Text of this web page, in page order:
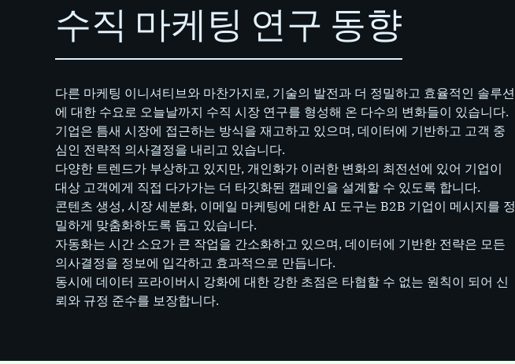
수직 마케팅 연구 동향
다른 마케팅 이니셔티브와 마찬가지로, 기술의 발전과 더 정밀하고 효율적인 솔루션
에 대한 수요로 오늘날까지 수직 시장 연구를 형성해 온 다수의 변화들이 있습니다.
기업은 틈새 시장에 접근하는 방식을 재고하고 있으며, 데이터에 기반하고 고객 중
심인 전략적 의사결정을 내리고 있습니다.
다양한 트렌드가 부상하고 있지만, 개인화가 이러한 변화의 최전선에 있어 기업이
대상 고객에게 직접 다가가는 더 타깃화된 캠페인을 설계할 수 있도록 합니다.
콘텐츠 생성, 시장 세분화, 이메일 마케팅에 대한 AI 도구는 B2B 기업이 메시지를 정
밀하게 맞춤화하도록 돕고 있습니다.
자동화는 시간 소요가 큰 작업을 간소화하고 있으며, 데이터에 기반한 전략은 모든
의사결정을 정보에 입각하고 효과적으로 만듭니다.
동시에 데이터 프라이버시 강화에 대한 강한 초점은 타협할 수 없는 원칙이 되어 신
뢰와 규정 준수를 보장합니다.